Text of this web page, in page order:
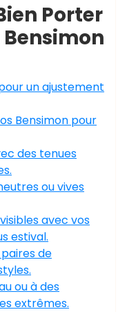
Porter
un ajustement
Bensimon pour
des tenues
ou vives
avec vos
estival.
de
ou à des
extrêmes.